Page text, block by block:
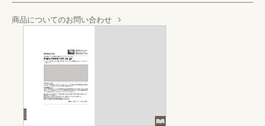
商品についてのお問い合わせ